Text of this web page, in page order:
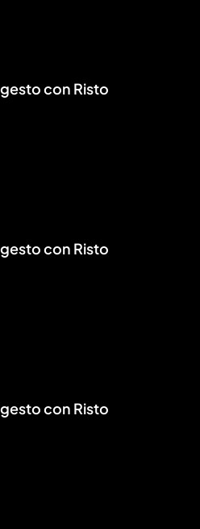
con Risto
con Risto
con Risto